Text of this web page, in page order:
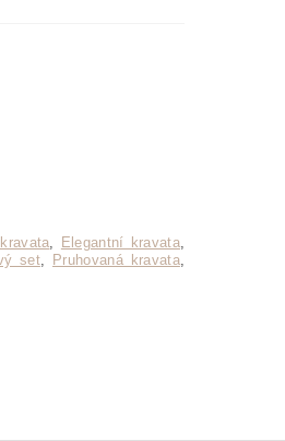
, Elegantní kravata,
set, Pruhovaná kravata,